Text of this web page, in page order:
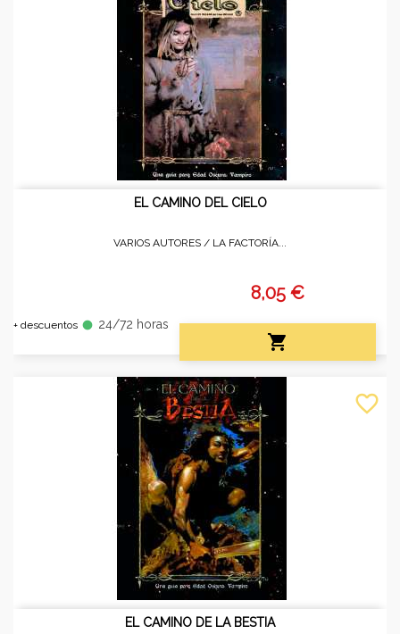
EL CAMINO DEL CIELO
VARIOS AUTORES / LA FACTORÍA...
+ descuentos fiber_manual_record 24/72 horas
8,05 €

EL CAMINO DE LA BESTIA
favorite_border